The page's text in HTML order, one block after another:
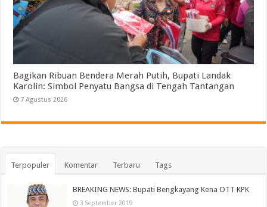
Bagikan Ribuan Bendera Merah Putih, Bupati Landak
Karolin: Simbol Penyatu Bangsa di Tengah Tantangan
7 Agustus 2026
Terpopuler Komentar Terbaru Tags
BREAKING NEWS: Bupati Bengkayang Kena OTT KPK
3 September 2019